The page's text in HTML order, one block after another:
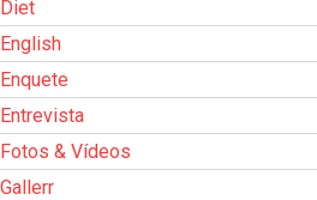
Diet
English
Enquete
Entrevista
Fotos & Vídeos
Gallerr